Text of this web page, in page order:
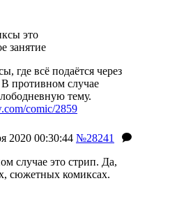
это
занятие
где всё подаётся через
противном случае
тему.
comic/2859
2020 00:30:44 №28241
случае это стрип. Да,
сюжетных комиксах.